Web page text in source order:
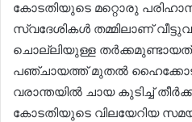
കോടതിയുടെ മറ്റൊരു
സ്വദേശികൾ തമ്മിലാണ്
ചൊല്ലിയുള്ള
പഞ്ചായത്ത് മുതൽ
വരാന്തയിൽ ചായ കുടിച്ച്
കോടതിയുടെ വിലയേറിയ